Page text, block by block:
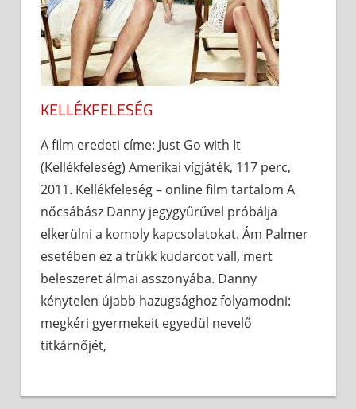
KELLÉKFELESÉG
A film eredeti címe: Just Go with It
(Kellékfeleség) Amerikai vígjáték, 117 perc,
2011. Kellékfeleség – online film tartalom A
nőcsábász Danny jegygyűrűvel próbálja
elkerülni a komoly kapcsolatokat. Ám Palmer
esetében ez a trükk kudarcot vall, mert
beleszeret álmai asszonyába. Danny
kénytelen újabb hazugsághoz folyamodni:
megkéri gyermekeit egyedül nevelő
titkárnőjét,